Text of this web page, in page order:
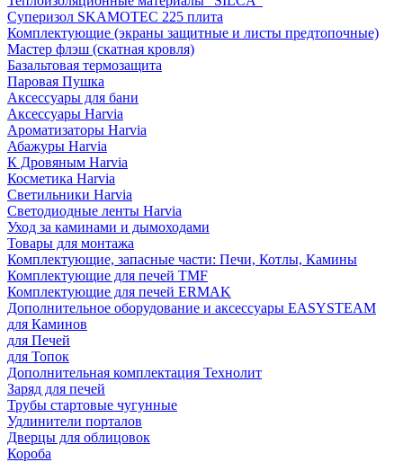
Суперизол SKAMOTEC 225 плита
Комплектующие (экраны защитные и листы предтопочные)
Мастер флэш (скатная кровля)
Базальтовая термозащита
Паровая Пушка
Аксессуары для бани
Аксессуары Harvia
Ароматизаторы Harvia
Абажуры Harvia
К Дровяным Harvia
Косметика Harvia
Светильники Harvia
Светодиодные ленты Harvia
Уход за каминами и дымоходами
Товары для монтажа
Комплектующие, запасные части: Печи, Котлы, Камины
Комплектующие для печей TMF
Комплектующие для печей ERMAK
Дополнительное оборудование и аксессуары EASYSTEAM
для Каминов
для Печей
для Топок
Дополнительная комплектация Технолит
Заряд для печей
Трубы стартовые чугунные
Удлинители порталов
Дверцы для облицовок
Короба